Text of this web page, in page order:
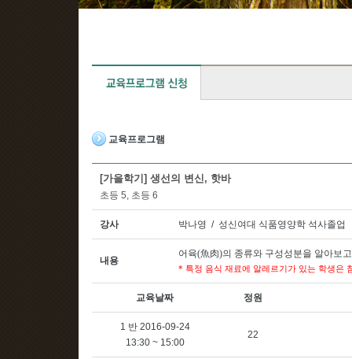
교육프로그램
[가을학기] 생선의 변신, 핫바
초등 5, 초등 6
강사 박나영 / 성신여대 식품영양학 석사졸업
내용
어육(魚肉)의 종류와 구성성분을 알아보고
* 특정 음식 재료에 알레르기가 있는 학생은
교육날짜 정원
1 반 2016-09-24
13:30 ~ 15:00
22